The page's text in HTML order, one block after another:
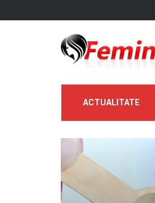
ACTUALITATE